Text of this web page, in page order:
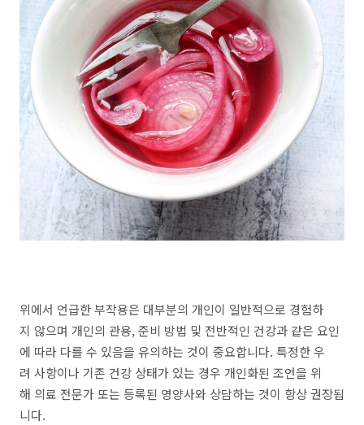
위에서 언급한 부작용은 대부분의 개인이 일반적으로 경험하
지 않으며 개인의 관용, 준비 방법 및 전반적인 건강과 같은 요인
에 따라 다를 수 있음을 유의하는 것이 중요합니다. 특정한 우
려 사항이나 기존 건강 상태가 있는 경우 개인화된 조언을 위
해 의료 전문가 또는 등록된 영양사와 상담하는 것이 항상 권장됩
니다.